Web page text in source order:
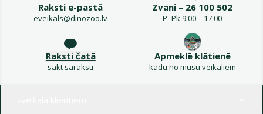
Raksti e-pastā
eveikals@dinozoo.lv
Zvani – 26 100 502
P–Pk 9:00 – 17:00
Raksti čatā
sākt saraksti
Apmeklē klātienē
kādu no mūsu veikaliem